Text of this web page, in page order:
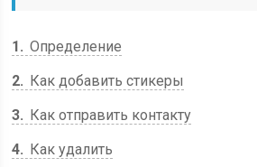
1
Определение
2
Как добавить стикеры
3
Как отправить контакту
4
Как удалить